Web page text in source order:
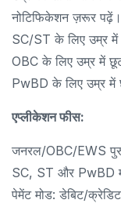
नोटिफिकेशन ज़रूर पढ़ें।
SC/ST के लिए उम्र
OBC के लिए उम्र में
PwBD के लिए उम्र में
एप्लीकेशन फीस:
जनरल/OBC/EWS
SC, ST और PwBD
पेमेंट मोड: डेबिट/